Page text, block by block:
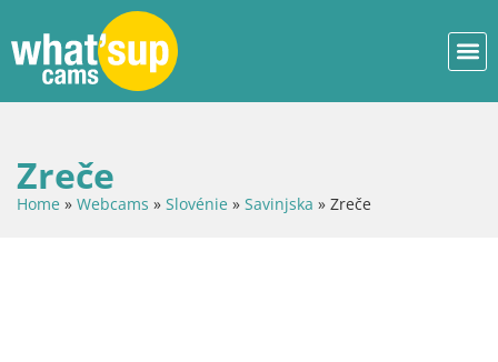
Zreče
Home » Webcams » Slovénie » Savinjska » Zreče